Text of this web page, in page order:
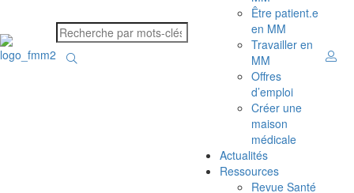
Être patient.e
en MM
Travailler en
MM
Offres
d’emploi
Créer une
maison
médicale
Actualités
Ressources
Revue Santé